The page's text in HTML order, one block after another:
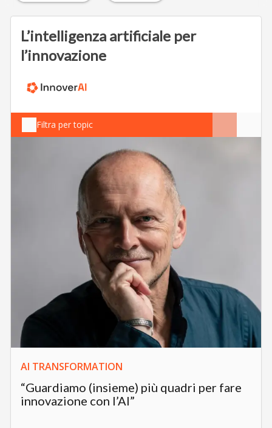
L’intelligenza artificiale per
l’innovazione
Filtra per topic
AI TRANSFORMATION
“Guardiamo (insieme) più quadri per fare
innovazione con l’AI”